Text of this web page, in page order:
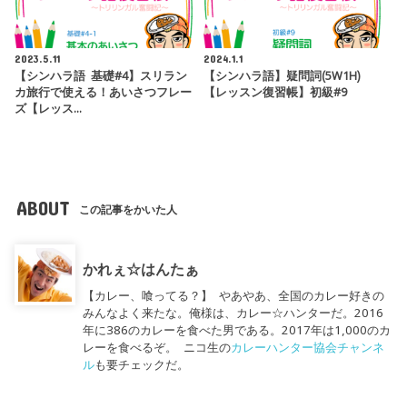
2023.5.11
【シンハラ語 基礎#4】スリラン
カ旅行で使える！あいさつフレー
ズ【レッス…
2024.1.1
【シンハラ語】疑問詞(5W1H)
【レッスン復習帳】初級#9
ABOUT この記事をかいた人
かれぇ☆はんたぁ
【カレー、喰ってる？】 やあやあ、全国のカレー好きの
みんなよく来たな。俺様は、カレー☆ハンターだ。2016
年に386のカレーを食べた男である。2017年は1,000のカ
レーを食べるぞ。 ニコ生のカレーハンター協会チャンネ
ルも要チェックだ。